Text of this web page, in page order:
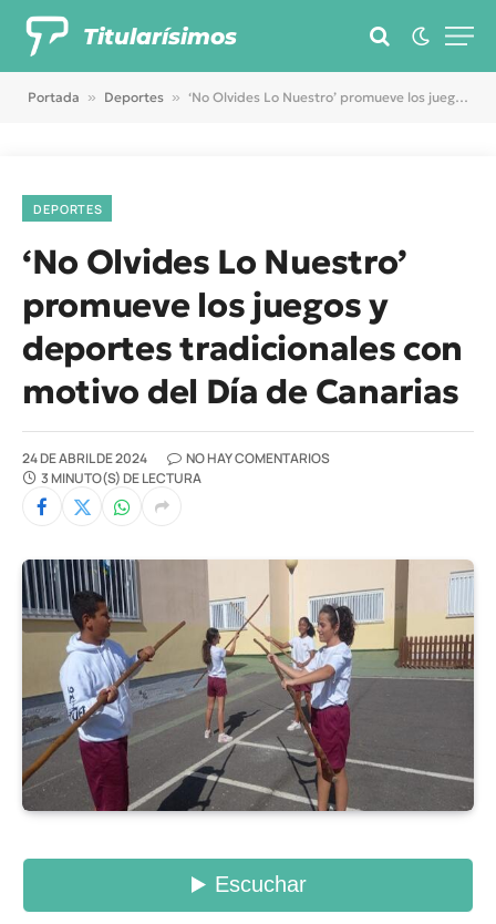
Titularísimos
Portada » Deportes » ‘No Olvides Lo Nuestro’ promueve los juegos y deportes tradicionales con motivo del Día de Canarias
DEPORTES
‘No Olvides Lo Nuestro’
promueve los juegos y
deportes tradicionales con
motivo del Día de Canarias
24 DE ABRIL DE 2024
NO HAY COMENTARIOS
3 MINUTO(S) DE LECTURA